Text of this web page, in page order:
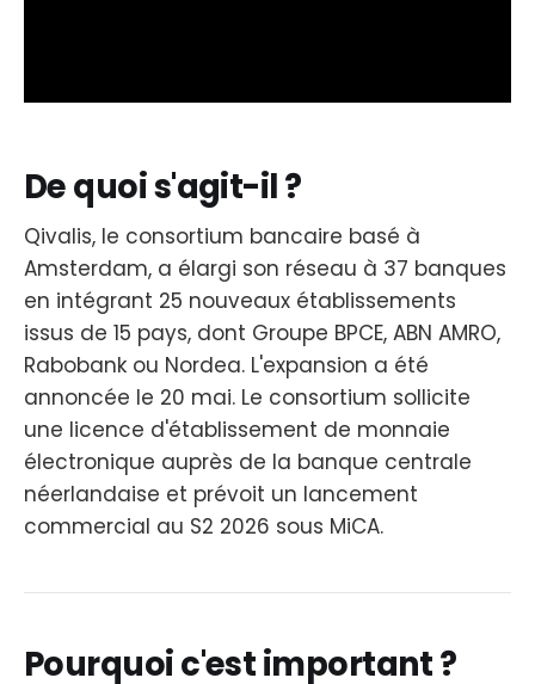
De quoi s'agit-il ?
Qivalis, le consortium bancaire basé à
Amsterdam, a élargi son réseau à 37 banques
en intégrant 25 nouveaux établissements
issus de 15 pays, dont Groupe BPCE, ABN AMRO,
Rabobank ou Nordea. L'expansion a été
annoncée le 20 mai. Le consortium sollicite
une licence d'établissement de monnaie
électronique auprès de la banque centrale
néerlandaise et prévoit un lancement
commercial au S2 2026 sous MiCA.
Pourquoi c'est important ?